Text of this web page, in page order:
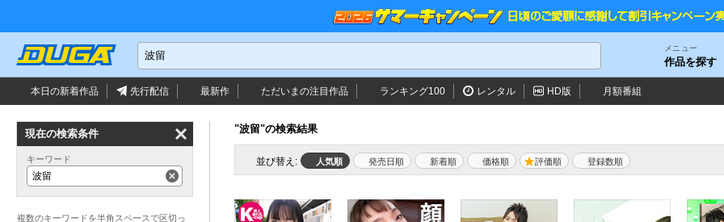
メニュー
作品を探す
本日の新着作品 先行配信 最新作 ただいまの注目作品 ランキング100 レンタル HD版 月額番組
"波留"の検索結果
並び替え: 人気順 発売日順 新着順 価格順 評価順
現在の検索条件
キーワード
波留